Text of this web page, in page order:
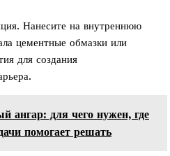
Нанесите на внутреннюю
цементные обмазки или
для создания
ангар: для чего нужен, где
помогает решать